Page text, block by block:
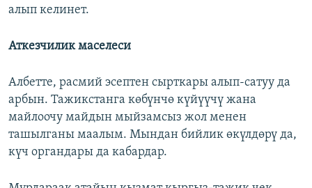
алып келинет.
Аткезчилик маселеси
Албетте, расмий эсептен сырткары алып-сатуу да
арбын. Тажикстанга көбүнчө күйүүчү жана
майлоочу майдын мыйзамсыз жол менен
ташылганы маалым. Мындан бийлик өкүлдөрү да,
күч органдары да кабардар.